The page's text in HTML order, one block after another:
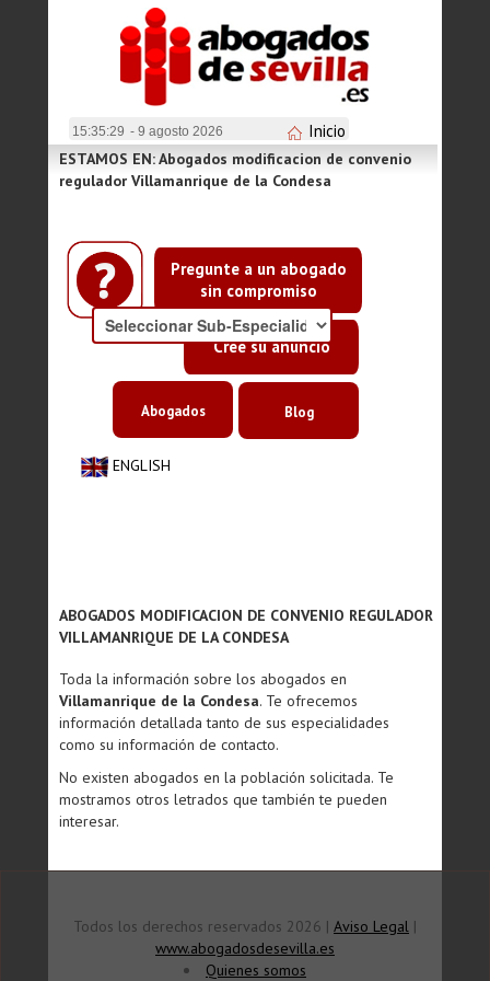
15:35:29 - 9 agosto 2026 Inicio
Pregunte a un abogado
sin compromiso
Cree su anuncio
ESTAMOS EN: Abogados modificacion de convenio
regulador Villamanrique de la Condesa
ENGLISH
Abogados Blog
ABOGADOS MODIFICACION DE CONVENIO REGULADOR
VILLAMANRIQUE DE LA CONDESA
Toda la información sobre los abogados en
Villamanrique de la Condesa. Te ofrecemos
información detallada tanto de sus especialidades
como su información de contacto.
No existen abogados en la población solicitada. Te
mostramos otros letrados que también te pueden
interesar.
Todos los derechos reservados 2026 | Aviso Legal |
www.abogadosdesevilla.es
Quienes somos